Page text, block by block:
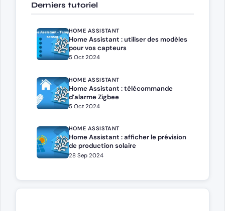
Derniers tutoriel
HOME ASSISTANT
Home Assistant : utiliser des modèles
pour vos capteurs
5 Oct 2024
HOME ASSISTANT
Home Assistant : télécommande
d’alarme Zigbee
5 Oct 2024
HOME ASSISTANT
Home Assistant : afficher le prévision
de production solaire
28 Sep 2024